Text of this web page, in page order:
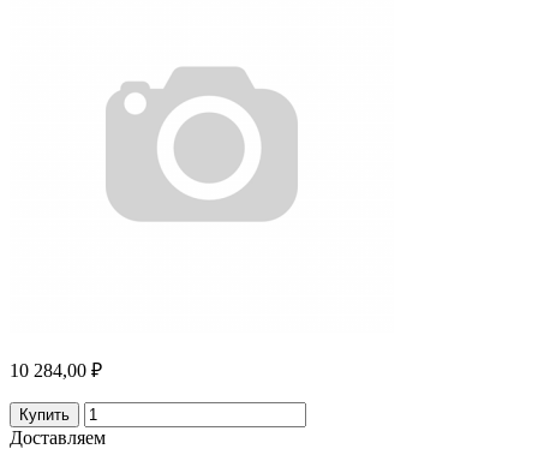
10 284,00 ₽
Купить
Доставляем